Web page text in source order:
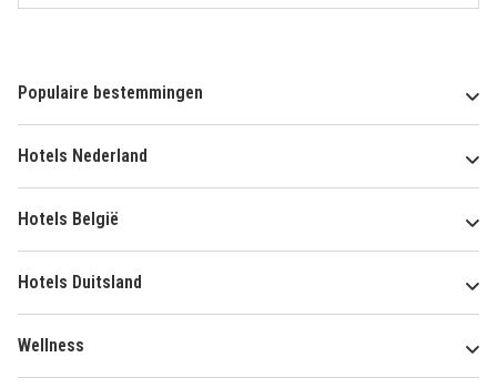
Populaire bestemmingen
Hotels Nederland
Hotels België
Hotels Duitsland
Wellness